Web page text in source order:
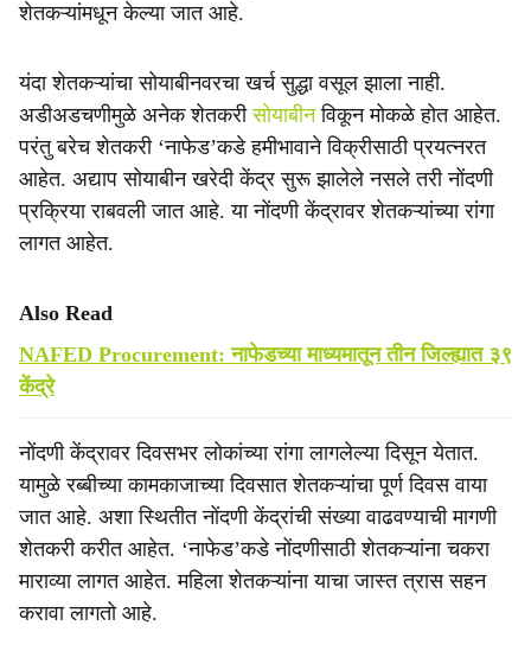
शेतकऱ्यांमधून केल्या जात आहे.
यंदा शेतकऱ्यांचा सोयाबीनवरचा खर्च सुद्धा वसूल झाला नाही.
अडीअडचणीमुळे अनेक शेतकरीसोयाबीनविकून मोकळे होत आहेत.
परंतु बरेच शेतकरी ‘नाफेड’कडे हमीभावाने विक्रीसाठी प्रयत्नरत
आहेत. अद्याप सोयाबीन खरेदी केंद्र सुरू झालेले नसले तरी नोंदणी
प्रक्रिया राबवली जात आहे. या नोंदणी केंद्रावर शेतकऱ्यांच्या रांगा
लागत आहेत.
Also Read
NAFED Procurement: नाफेडच्या माध्यमातून तीन जिल्ह्यात ३९
केंद्रे
नोंदणी केंद्रावर दिवसभर लोकांच्या रांगा लागलेल्या दिसून येतात.
यामुळे रब्बीच्या कामकाजाच्या दिवसात शेतकऱ्यांचा पूर्ण दिवस वाया
जात आहे. अशा स्थितीत नोंदणी केंद्रांची संख्या वाढवण्याची मागणी
शेतकरी करीत आहेत. ‘नाफेड’कडे नोंदणीसाठी शेतकऱ्यांना चकरा
माराव्या लागत आहेत. महिला शेतकऱ्यांना याचा जास्त त्रास सहन
करावा लागतो आहे.